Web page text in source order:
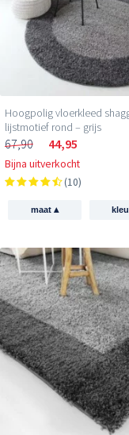
Hoogpolig vloerkleed
lijstmotief rond – grijs
67,90 44,95
Bijna uitverkocht
(10)
maat ▴